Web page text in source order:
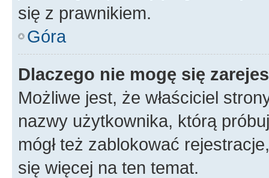
się z prawnikiem.
Góra
Dlaczego nie mogę się
Możliwe jest, że właściciel
nazwy użytkownika, którą
mógł też zablokować
się więcej na ten temat.